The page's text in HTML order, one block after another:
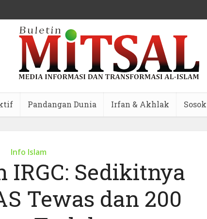
Pandangan Dunia Irfan & Akhlak Sosok
Info Islam
Sedikitnya
Tewas dan 200